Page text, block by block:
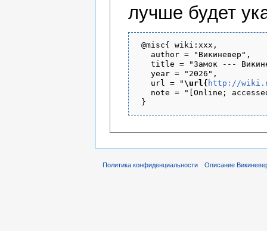
лучше будет
@misc{ wiki:xxx,
   author = "Викиневер",
title = "Замок ---
   year = "2026",
   url = "
\url{ http://
note = "[Online;
Политика конфиденциальности Описание